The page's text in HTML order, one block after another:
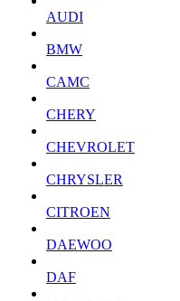
AUDI
BMW
CAMC
CHERY
CHEVROLET
CHRYSLER
CITROEN
DAEWOO
DAF